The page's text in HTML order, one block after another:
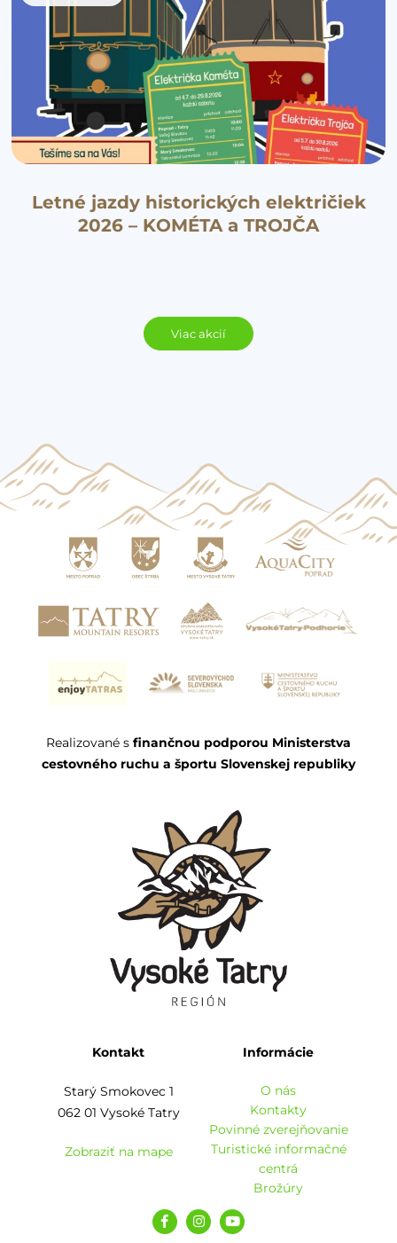
Letné jazdy historických električiek
2026 – KOMÉTA a TROJČA
Viac akcií
Realizované s finančnou podporou Ministerstva
cestovného ruchu a športu Slovenskej republiky
Kontakt
Starý Smokovec 1
062 01 Vysoké Tatry
Zobraziť na mape
Informácie
O nás
Kontakty
Povinné zverejňovanie
Turistické informačné
centrá
Brožúry